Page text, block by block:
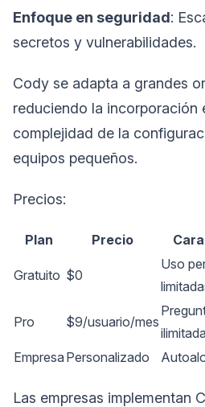
Enfoque en seguridad:
secretos y vulnerabilidades.
Cody se adapta a grandes
reduciendo la incorporación
complejidad de la
equipos pequeños.
Precios:
Plan Precio
Gratuito $0
Uso
Pro $9/usuario/mes
Empresa Personalizado
Las empresas implementan